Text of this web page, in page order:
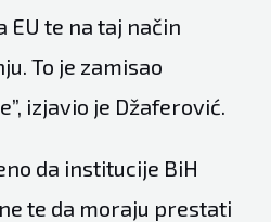
EU te na taj način
To je zamisao
izjavio je Džaferović.
da institucije BiH
te da moraju prestati